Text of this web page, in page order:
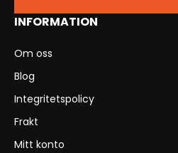
INFORMATION
Om oss
Blog
Integritetspolicy
Frakt
Mitt konto